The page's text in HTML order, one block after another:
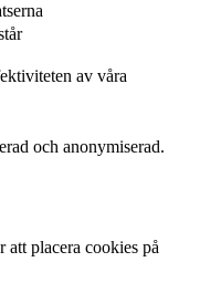
av våra
och anonymiserad.
att placera cookies på